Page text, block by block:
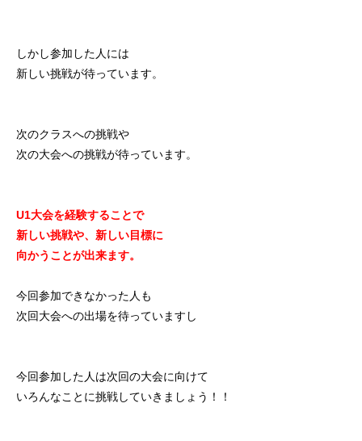
しかし参加した人には
新しい挑戦が待っています。
次のクラスへの挑戦や
次の大会への挑戦が待っています。
U1大会を経験することで
新しい挑戦や、新しい目標に
向かうことが出来ます。
今回参加できなかった人も
次回大会への出場を待っていますし
今回参加した人は次回の大会に向けて
いろんなことに挑戦していきましょう！！